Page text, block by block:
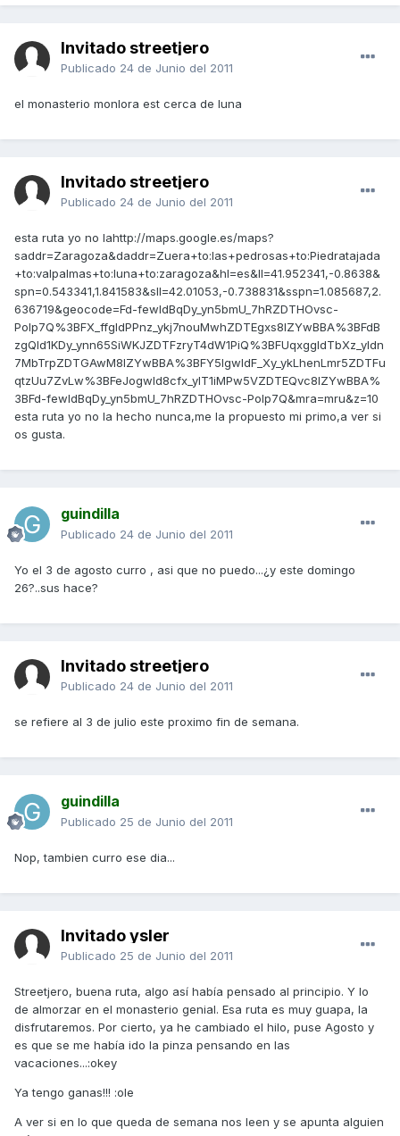
Invitado streetjero
Publicado 24 de Junio del 2011
el monasterio monlora est cerca de luna
Invitado streetjero
Publicado 24 de Junio del 2011
esta ruta yo no lahttp://maps.google.es/maps?
saddr=Zaragoza&daddr=Zuera+to:las+pedrosas+to:Piedratajada
+to:valpalmas+to:luna+to:zaragoza&hl=es&ll=41.952341,-0.8638&
spn=0.543341,1.841583&sll=42.01053,-0.738831&sspn=1.085687,2.
636719&geocode=Fd-fewIdBqDy_yn5bmU_7hRZDTHOvsc-
Polp7Q%3BFX_ffgIdPPnz_ykj7nouMwhZDTEgxs8IZYwBBA%3BFdB
zgQId1KDy_ynn65SiWKJZDTFzryT4dW1PiQ%3BFUqxggIdTbXz_yldn
7MbTrpZDTGAwM8IZYwBBA%3BFY5IgwIdF_Xy_ykLhenLmr5ZDTFu
qtzUu7ZvLw%3BFeJogwId8cfx_ylT1iMPw5VZDTEQvc8IZYwBBA%
3BFd-fewIdBqDy_yn5bmU_7hRZDTHOvsc-Polp7Q&mra=mru&z=10
esta ruta yo no la hecho nunca,me la propuesto mi primo,a ver si
os gusta.
guindilla
Publicado 24 de Junio del 2011
Yo el 3 de agosto curro , asi que no puedo...¿y este domingo
26?..sus hace?
Invitado streetjero
Publicado 24 de Junio del 2011
se refiere al 3 de julio este proximo fin de semana.
guindilla
Publicado 25 de Junio del 2011
Nop, tambien curro ese dia...
Invitado ysler
Publicado 25 de Junio del 2011
Streetjero, buena ruta, algo así había pensado al principio. Y lo
de almorzar en el monasterio genial. Esa ruta es muy guapa, la
disfrutaremos. Por cierto, ya he cambiado el hilo, puse Agosto y
es que se me había ido la pinza pensando en las
vacaciones...:okey
Ya tengo ganas!!! :ole
A ver si en lo que queda de semana nos leen y se apunta alguien